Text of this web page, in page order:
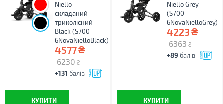
Niello
складаний
триколісний
Black (S700-
6NovaNielloBlack)
4577₴
6230 ₴
+131 балів
КУПИТИ
Niello Grey
(S700-
6NovaNielloGrey)
4223₴
6363 ₴
+89 балів
КУПИТИ